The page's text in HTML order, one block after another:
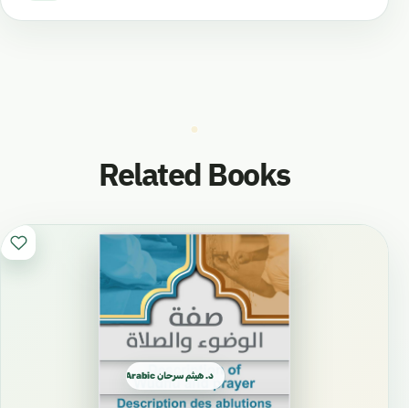
Related Books
د. هيثم سرحان Arabic العربية